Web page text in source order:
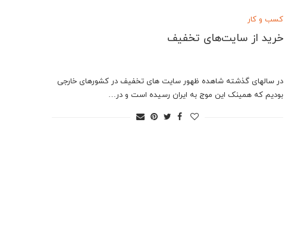
کسب و کار
خرید از سایت‌های تخفیف
در سالهای گذشته شاهده ظهور سایت های تخفیف در کشورهای خارجی
بودیم که همینک این موج به ایران رسیده است و در…